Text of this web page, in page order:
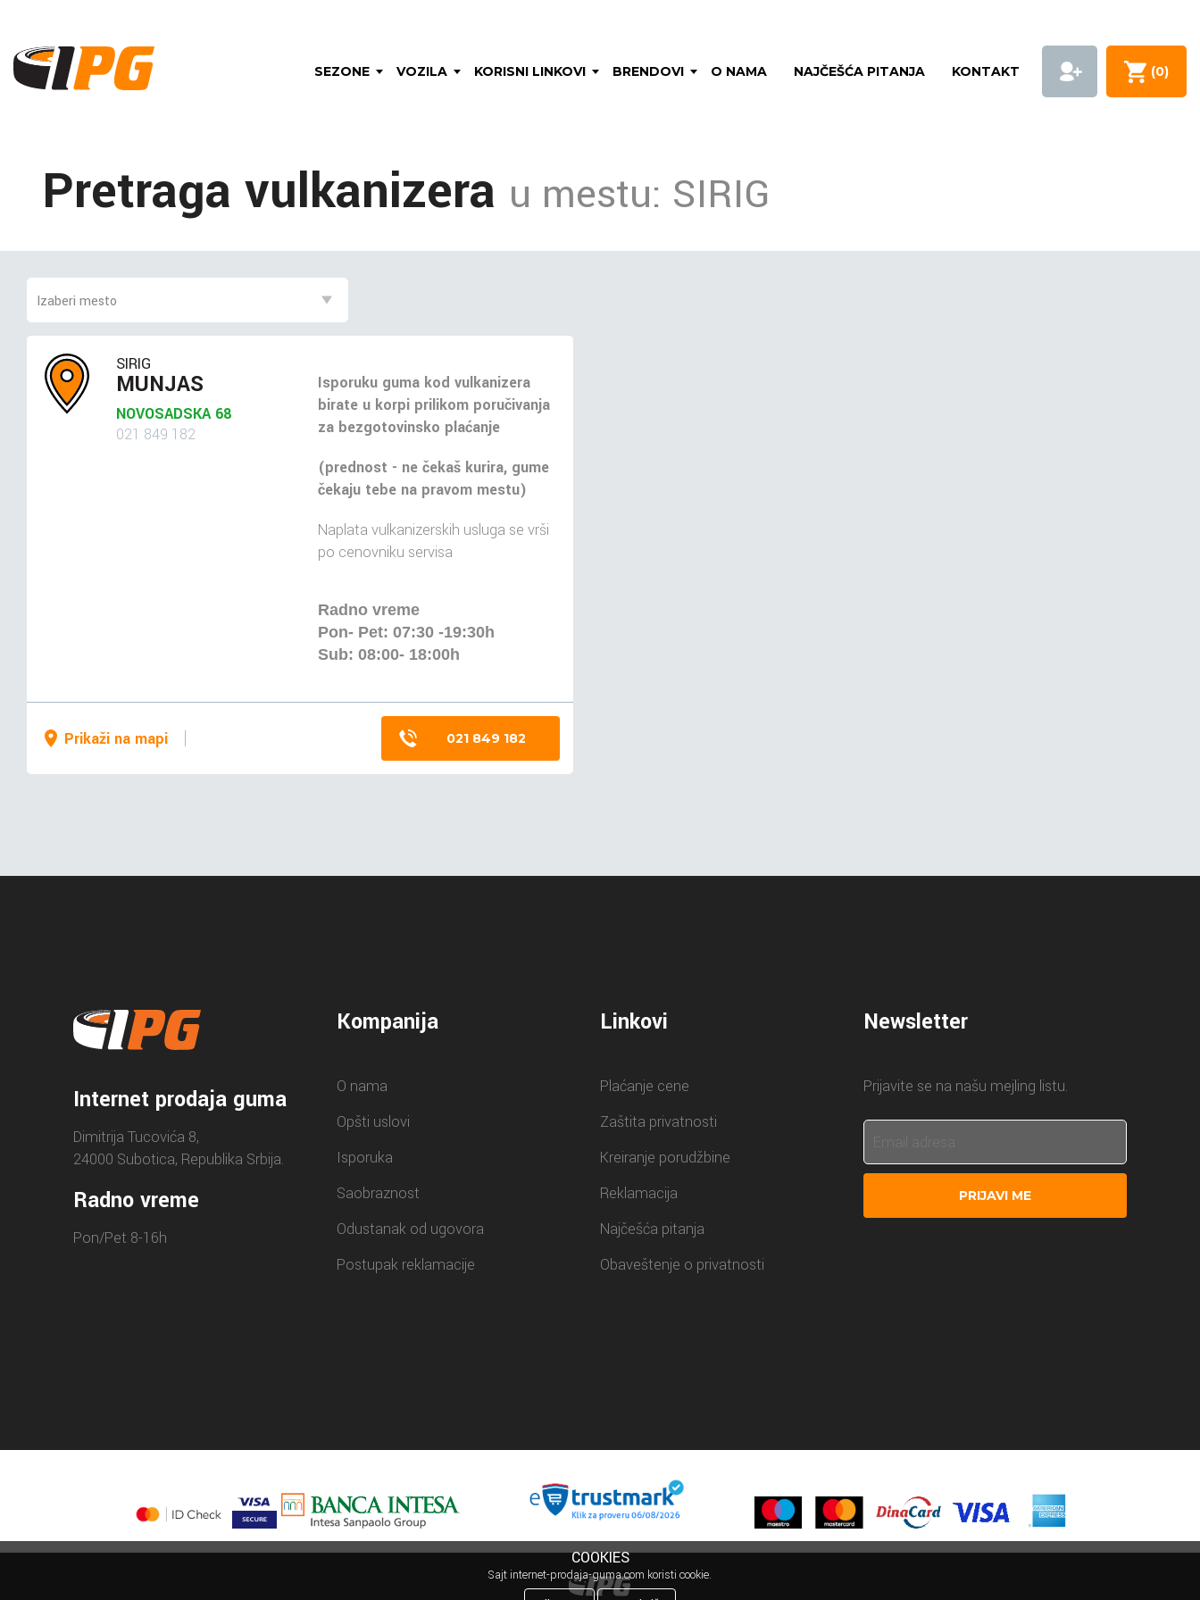
SEZONE VOZILA KORISNI LINKOVI BRENDOVI O NAMA NAJČEŠĆA PITANJA KONTAKT (0)
Pretraga vulkanizera u mestu: SIRIG
SIRIG
MUNJAS
NOVOSADSKA 68
021 849 182
Isporuku guma kod vulkanizera
birate u korpi prilikom poručivanja
za bezgotovinsko plaćanje
(prednost - ne čekaš kurira, gume
čekaju tebe na pravom mestu)
Naplata vulkanizerskih usluga se vrši
po cenovniku servisa
Radno vreme
Pon- Pet: 07:30 -19:30h
Sub: 08:00- 18:00h
Prikaži na mapi 021 849 182
Internet prodaja guma
Dimitrija Tucovića 8,
24000 Subotica, Republika Srbija.
Radno vreme
Pon/Pet 8-16h
Kompanija
O nama
Opšti uslovi
Isporuka
Saobraznost
Odustanak od ugovora
Postupak reklamacije
Linkovi
Plaćanje cene
Zaštita privatnosti
Kreiranje porudžbine
Reklamacija
Najčešća pitanja
Obaveštenje o privatnosti
Newsletter
Prijavite se na našu mejling listu.
PRIJAVI ME
COOKIES
Sajt internet-prodaja-guma.com koristi cookie.